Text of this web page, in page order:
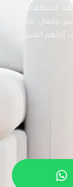
المنظفات
وفعال. نحن
المنزلي